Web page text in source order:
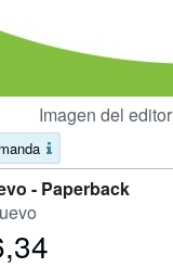
Imagen del editor
- Paperback